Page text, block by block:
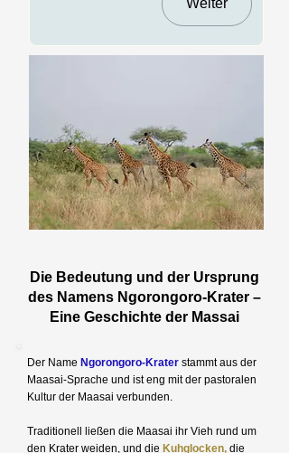
Die Bedeutung und der Ursprung
des Namens Ngorongoro-Krater –
Eine Geschichte der Massai
Der Name Ngorongoro-Krater stammt aus der
Maasai-Sprache und ist eng mit der pastoralen
Kultur der Maasai verbunden.
Traditionell ließen die Maasai ihr Vieh rund um
den Krater weiden, und die Kuhglocken, die